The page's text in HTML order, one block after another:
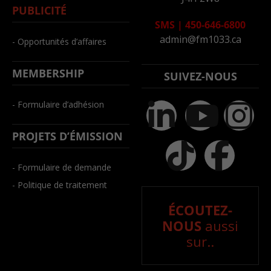
PUBLICITÉ
- Opportunités d’affaires
MEMBERSHIP
- Formulaire d’adhésion
PROJETS D’ÉMISSION
- Formulaire de demande
- Politique de traitement
SMS | 450-646-6800
admin@fm1033.ca
SUIVEZ-NOUS
ÉCOUTEZ-
NOUS aussi
sur..